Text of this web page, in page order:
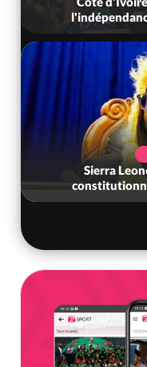
Sierra